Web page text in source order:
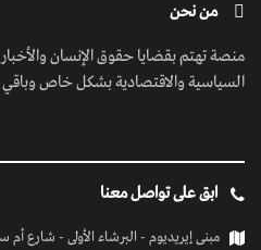
من نحن
منصة تهتم بقضايا حقوق الإنسان
السياسية والاقتصادية بشكل خاص وباقي
ابق على تواصل معنا
مبنى إيريديوم - البرشاء الأولى - شارع أم